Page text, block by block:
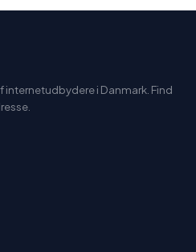
i Danmark. Find